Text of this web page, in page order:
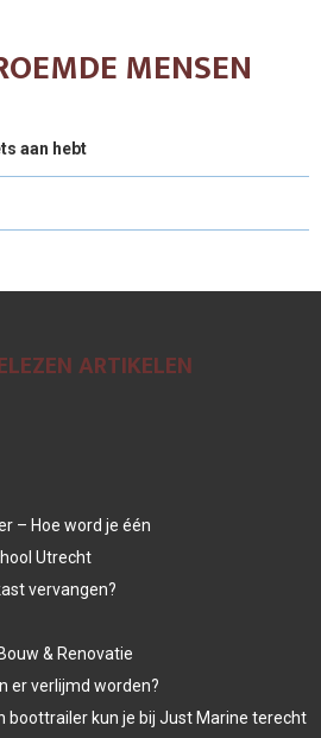
MENSEN
aan hebt
ARTIKELEN
– Hoe word je één
Utrecht
vervangen?
& Renovatie
er verlijmd worden?
boottrailer kun je bij Just Marine terecht